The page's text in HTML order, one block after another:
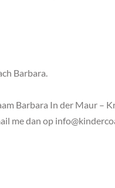
Barbara.
Barbara In der Maur –
me dan op